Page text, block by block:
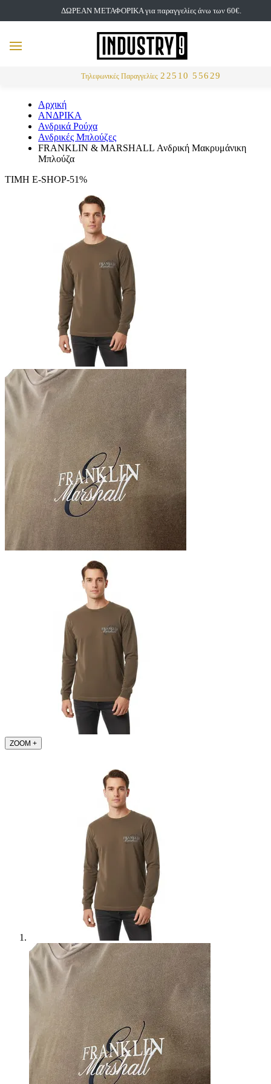
ΔΩΡΕΑΝ ΜΕΤΑΦΟΡΙΚΑ για παραγγελίες άνω των 60€.
Τηλεφωνικές Παραγγελίες 22510 55629
MENU
Αρχική
ΑΝΔΡΙΚΑ
Ανδρικά Ρούχα
Ανδρικές Μπλούζες
FRANKLIN & MARSHALL Ανδρική Μακρυμάνικη
Μπλούζα
ΤΙΜΗ E-SHOP-51%
ZOOM +